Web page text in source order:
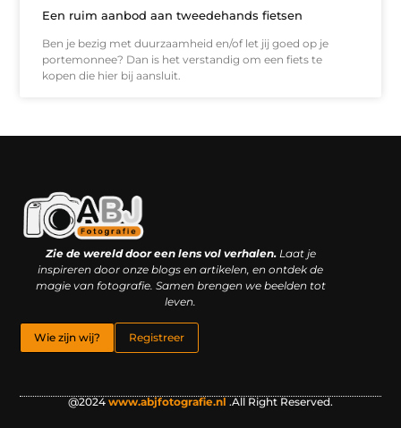
Een ruim aanbod aan tweedehands fietsen
Ben je bezig met duurzaamheid en/of let jij goed op je
portemonnee? Dan is het verstandig om een fiets te
kopen die hier bij aansluit.
Zie de wereld door een lens vol verhalen.Laat je
inspireren door onze blogs en artikelen, en ontdek de
magie van fotografie. Samen brengen we beelden tot
leven.
Wie zijn wij? Registreer
@2024 www.abjfotografie.nl .All Right Reserved.